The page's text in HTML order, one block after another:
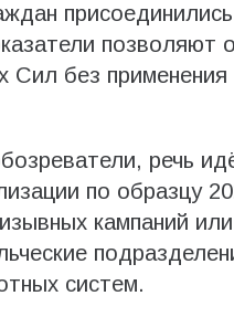
позволяют
Сил без применения
речь
по образцу
кампаний
систем.